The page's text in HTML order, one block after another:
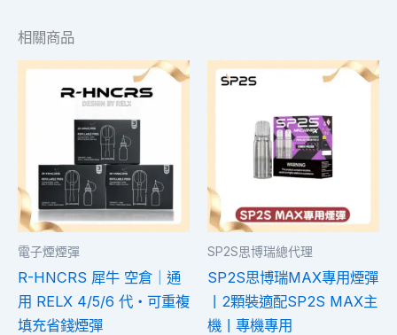
相關商品
電子煙煙彈
R-HNCRS 犀牛 空倉｜通
用 RELX 4/5/6 代・可重複
填充省錢煙彈
此
產
品
有
多
種
款
式。
在
產
SP2S思博瑞總代理
SP2S思博瑞MAX專用煙彈
丨2顆裝適配SP2S MAX主
機丨專機專用
此
品
有
多
款
式。
可
在
產